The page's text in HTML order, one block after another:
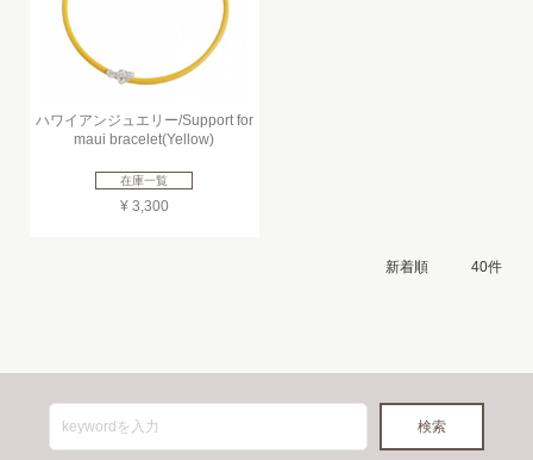
ハワイアンジュエリー/Support for
maui bracelet(Yellow)
在庫一覧
¥ 3,300